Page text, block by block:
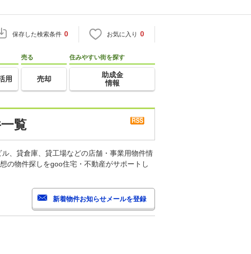
保存した検索条件 0 お気に入り 0
用
売る
売却
住みやすい街を探す
助成金
情報
覧
、貸倉庫、貸工場などの店舗・事業用物件情
の物件探しをgoo住宅・不動産がサポートし